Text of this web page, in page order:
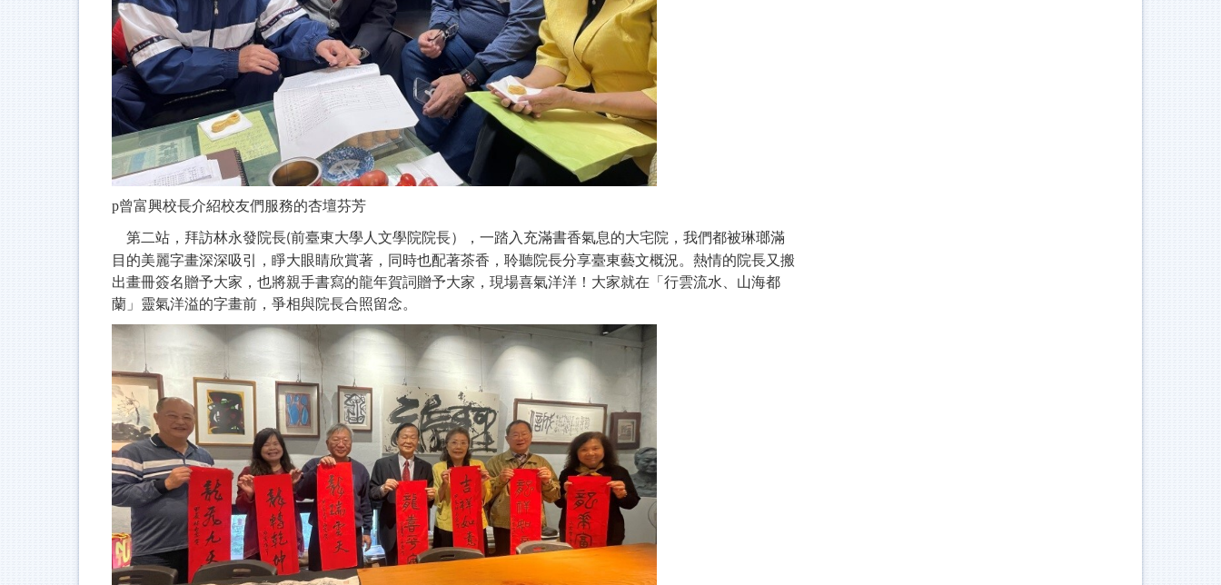
p曾富興校長介紹校友們服務的杏壇芬芳
第二站，拜訪林永發院長(前臺東大學人文學院院長），一踏入充滿書香氣息的大宅院，我們都被琳瑯滿
目的美麗字畫深深吸引，睜大眼睛欣賞著，同時也配著茶香，聆聽院長分享臺東藝文概況。 熱情的院長又搬
出畫冊簽名贈予大家，也將親手書寫的龍年賀詞贈予大家，現場喜氣洋洋！大家就在 「 行雲流水、山海都
蘭 」 靈氣洋溢的字畫前，爭相與院長合照留念。